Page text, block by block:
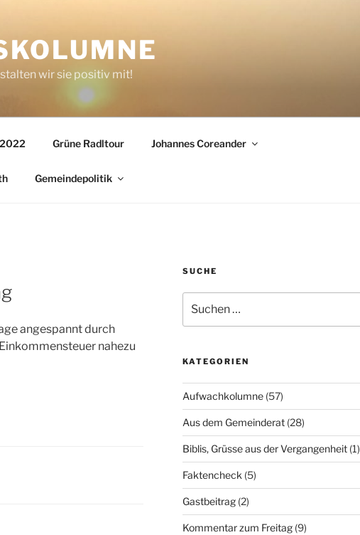
wir sie positiv mit!
Grüne Radltour Johannes Coreander
Gemeindepolitik
angespannt durch
nahezu
SUCHE
nach:
KATEGORIEN
Aufwachkolumne(57)
Aus dem Gemeinderat(28)
Biblis, Grüsse aus der Vergangenheit(1)
Faktencheck (5)
Gastbeitrag(2)
Kommentar zum Freitag(9)